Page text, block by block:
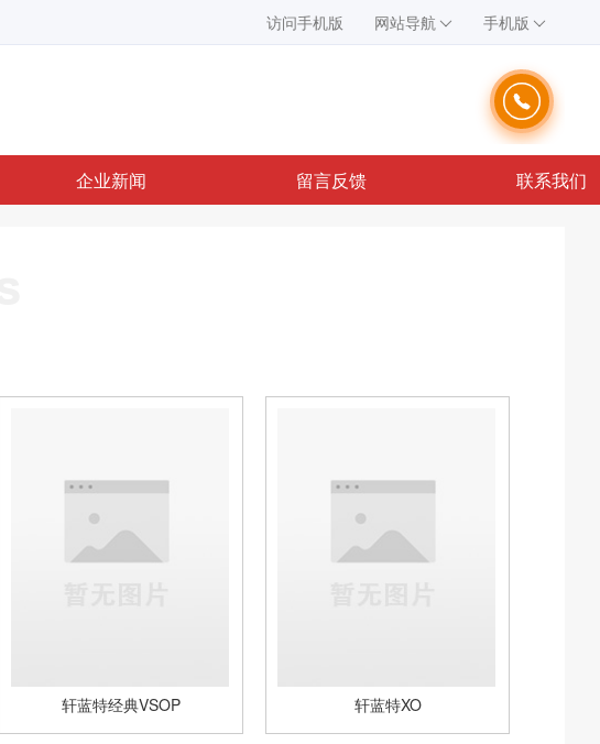
访问手机版 网站导航 手机版
企业新闻 留言反馈 联系我们
轩蓝特经典VSOP 轩蓝特XO